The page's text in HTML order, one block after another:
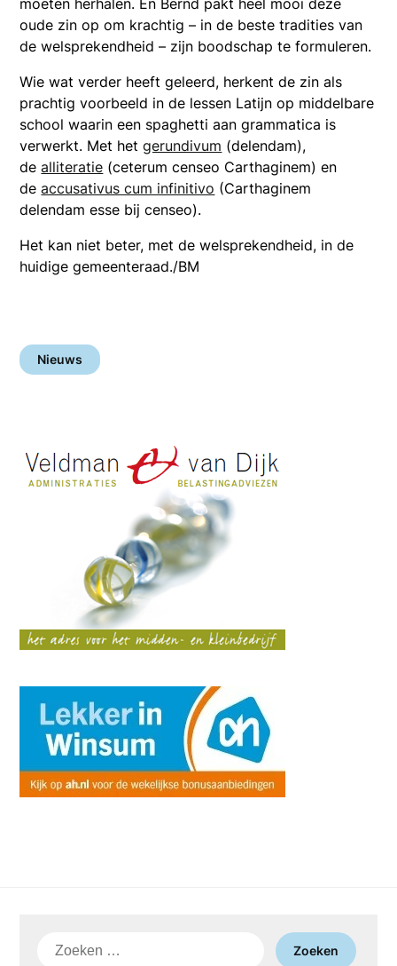
oude zin op om krachtig – in de beste tradities van
de welsprekendheid – zijn boodschap te formuleren.
Wie wat verder heeft geleerd, herkent de zin als
prachtig voorbeeld in de lessen Latijn op middelbare
school waarin een spaghetti aan grammatica is
verwerkt. Met hetgerundivum (delendam),
dealliteratie (ceterum censeo Carthaginem) en
deaccusativus cum infinitivo (Carthaginem
delendam esse bij censeo).
Het kan niet beter, met de welsprekendheid, in de
huidige gemeenteraad./BM
Nieuws
Zoeken